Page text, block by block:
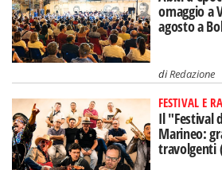
omaggio a
agosto a
diRedazione
FESTIVAL E
Il "Festival
Marineo:
travolgenti